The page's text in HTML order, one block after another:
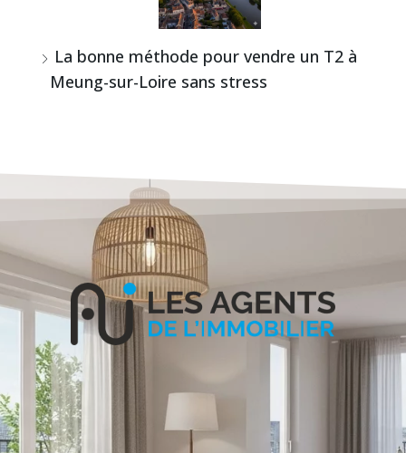
La bonne méthode pour vendre un T2 à
Meung-sur-Loire sans stress